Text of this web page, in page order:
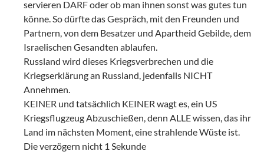
servieren DARF oder ob man ihnen sonst was gutes tun
könne. So dürfte das Gespräch, mit den Freunden und
Partnern, von dem Besatzer und Apartheid Gebilde, dem
Israelischen Gesandten ablaufen.
Russland wird dieses Kriegsverbrechen und die
Kriegserklärung an Russland, jedenfalls NICHT
Annehmen.
KEINER und tatsächlich KEINER wagt es, ein US
Kriegsflugzeug Abzuschießen, denn ALLE wissen, das ihr
Land im nächsten Moment, eine strahlende Wüste ist.
Die verzögern nicht 1 Sekunde